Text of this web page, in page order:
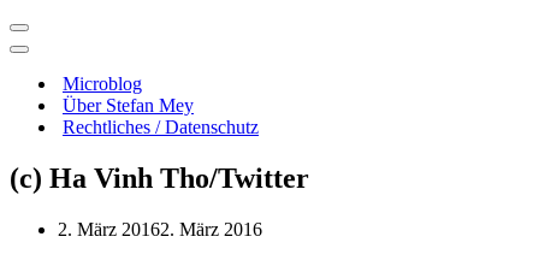
Navigationsmenü
Navigationsmenü
Microblog
Über Stefan Mey
Rechtliches / Datenschutz
(c) Ha Vinh Tho/Twitter
2. März 20162. März 2016